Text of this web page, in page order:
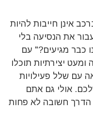
אינן חייבות להיות
את הנסיעה בלי
כבר מגיעים?" עם
יצירתיות תוכלו
עם שלל פעילויות
אולי גם אתם
הדרך חשובה לא פחות